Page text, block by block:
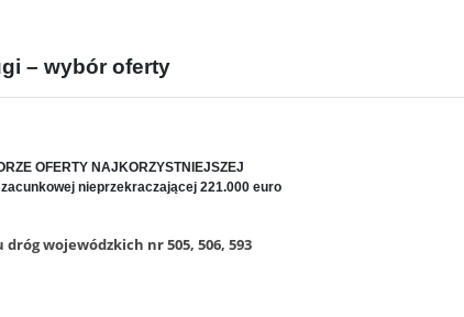
– wybór oferty
OFERTY NAJKORZYSTNIEJSZEJ
nieprzekraczającej 221.000 euro
wojewódzkich nr 505, 506, 593